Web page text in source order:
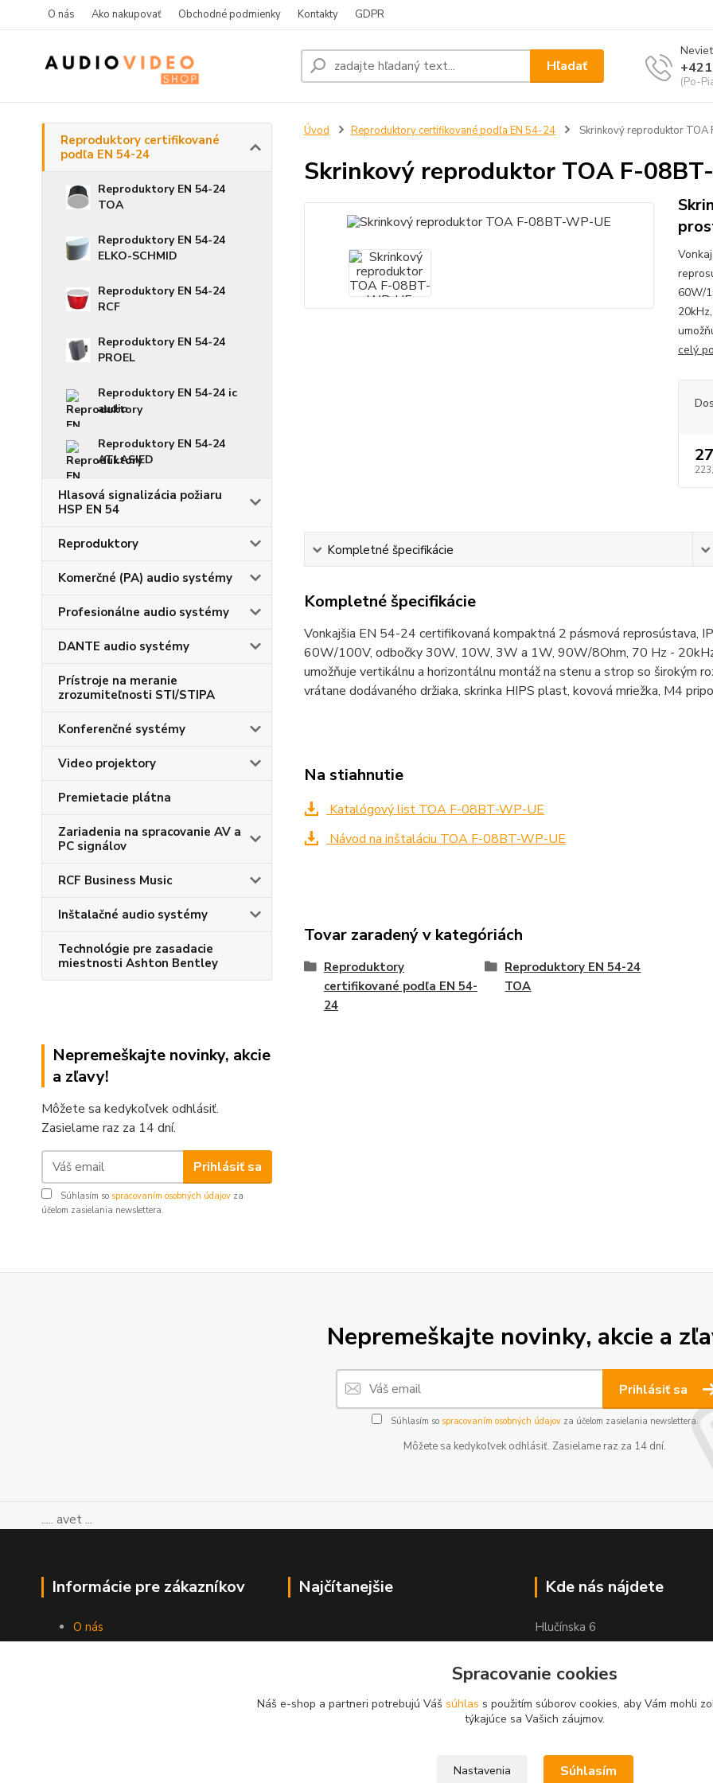
O nás Ako nakupovať Obchodné podmienky Kontakty GDPR
Hľadať
(Po-
Reproduktory certifikované
podľa EN 54-24
Reproduktory EN 54-24
TOA
Reproduktory EN 54-24
ELKO-SCHMID
Reproduktory EN 54-24
RCF
Reproduktory EN 54-24
PROEL
Reproduktory EN 54-24 ic
audio
Reproduktory EN 54-24
ATLASIED
Hlasová signalizácia požiaru
HSP EN 54
Reproduktory
Komerčné (PA) audio systémy
Profesionálne audio systémy
DANTE audio systémy
Prístroje na meranie
zrozumiteľnosti STI/STIPA
Konferenčné systémy
Video projektory
Premietacie plátna
Zariadenia na spracovanie AV a
PC signálov
RCF Business Music
Inštalačné audio systémy
Technológie pre zasadacie
miestnosti Ashton Bentley
Nepremeškajte novinky, akcie
a zľavy!
Môžete sa kedykoľvek odhlásiť.
Zasielame raz za 14 dní.
Prihlásiť sa
Súhlasím so spracovaním osobných údajov za
účelom zasielania newslettera.
Úvod Reproduktory certifikované podľa EN 54-24 Skrinkový reproduktor
Skrinkový reproduktor TOA F-
60W/
celý
Kompletné špecifikácie
Kompletné špecifikácie
Vonkajšia EN 54-24 certifikovaná kompaktná 2 pásmová reprosústava,
60W/100V, odbočky 30W, 10W, 3W a 1W, 90W/8Ohm, 70 Hz -
umožňuje vertikálnu a horizontálnu montáž na stenu a strop so širokým
vrátane dodávaného držiaka, skrinka HIPS plast, kovová mriežka, M4
Na stiahnutie
Katalógový list TOA F-08BT-WP-UE
Návod na inštaláciu TOA F-08BT-WP-UE
Tovar zaradený v kategóriách
Reproduktory
certifikované podľa EN 54-
24
Reproduktory EN 54-24
TOA
Nepremeškajte novinky, akcie a
Prihlásiť sa
Súhlasím so spracovaním osobných údajovza účelom zasielania newslettera.
Môžete sa kedykoľvek odhlásiť. Zasielame raz za 14 dní.
..... avet ...
Informácie pre zákazníkov
O nás
Ako nakupovať
Najčítanejšie Kde nás nájdete
Hlučínska 6
Spracovanie cookies
Náš e-shop a partneri potrebujú Váš súhlas s použitím súborov cookies, aby Vám mohli
týkajúce sa Vašich záujmov.
Nastavenia Súhlasím